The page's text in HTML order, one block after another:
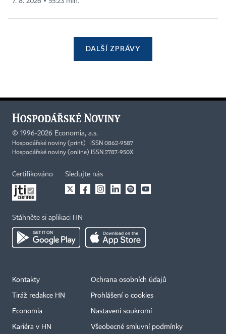
DALŠÍ ZPRÁVY
© 1996-2026 Economia, a.s.
Hospodářské noviny (print) ISSN 0862-9587
Hospodářské noviny (online) ISSN 2787-950X
Certifikováno Sledujte nás
Stáhněte si aplikaci HN
Kontakty
Tiráž redakce HN
Economia
Kariéra v HN
Ochrana osobních údajů
Prohlášení o cookies
Nastavení soukromí
Všeobecné smluvní podmínky